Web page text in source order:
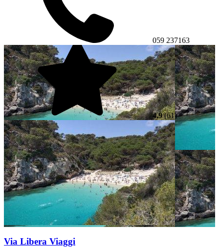
059 237163
4.9(61)
Via Libera Viaggi